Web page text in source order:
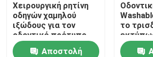
Νέα
Χειρουργική ρητίνη
οδηγών χαμηλού
ιξώδους για τον
οδοντικό πρότυπο
τρισδιάστατο
εκτυπωτήΑποστολή
το